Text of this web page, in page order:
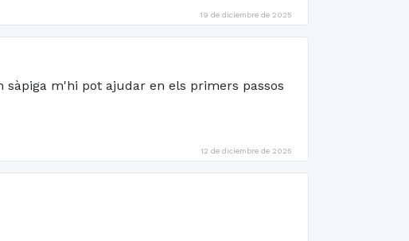
19 de diciembre de 2025
m'hi pot ajudar en els primers passos
12 de diciembre de 2025